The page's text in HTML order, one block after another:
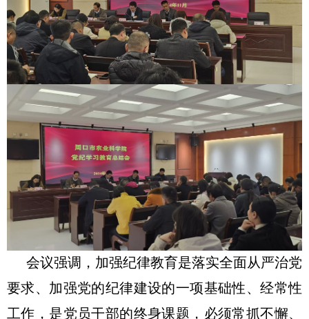
会议强调，加强纪律教育是落实全面从严治党
要求、加强党的纪律建设的一项基础性、经常性
工作，是党员干部的终身课题，必须常抓不懈、